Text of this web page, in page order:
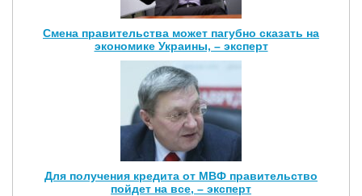
Смена правительства может пагубно сказать на
экономике Украины, – эксперт
Для получения кредита от МВФ правительство
пойдет на все, – эксперт